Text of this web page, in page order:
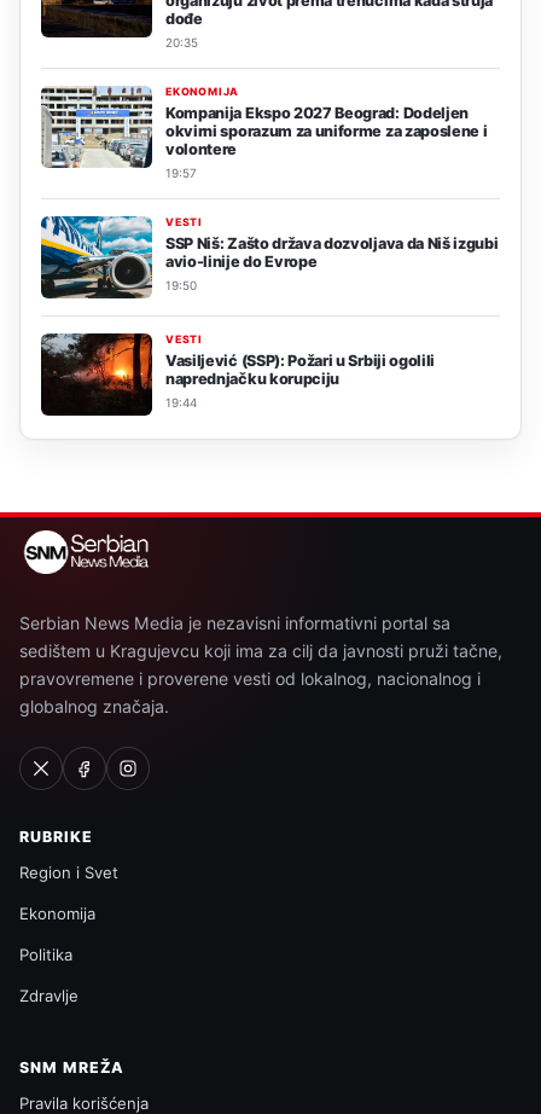
dođe
20:35
EKONOMIJA
Kompanija Ekspo 2027 Beograd: Dodeljen
okvirni sporazum za uniforme za zaposlene i
volontere
19:57
VESTI
SSP Niš: Zašto država dozvoljava da Niš izgubi
avio-linije do Evrope
19:50
VESTI
Vasiljević (SSP): Požari u Srbiji ogolili
naprednjačku korupciju
19:44
Serbian News Media je nezavisni informativni portal sa
sedištem u Kragujevcu koji ima za cilj da javnosti pruži tačne,
pravovremene i proverene vesti od lokalnog, nacionalnog i
globalnog značaja.
RUBRIKE
Region i Svet
Ekonomija
Politika
Zdravlje
SNM MREŽA
Pravila korišćenja